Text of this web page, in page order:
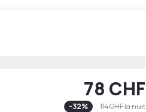
78 CHF
-32% 114 CHFla nuit